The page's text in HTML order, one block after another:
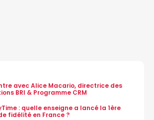
avec Alice Macario, directrice des
BRI & Programme CRM
: quelle enseigne a lancé la 1ère
fidélité en France ?